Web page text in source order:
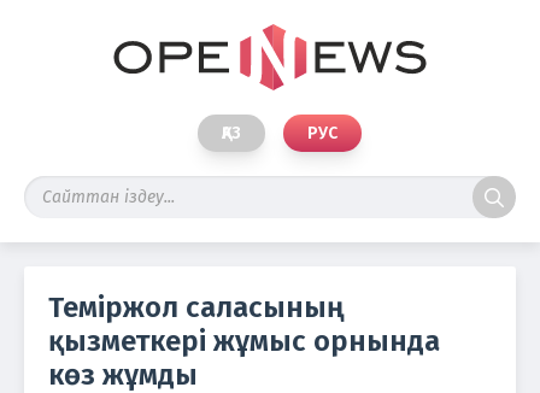
ҚАЗ РУС
Теміржол саласының
қызметкері жұмыс орнында
көз жұмды